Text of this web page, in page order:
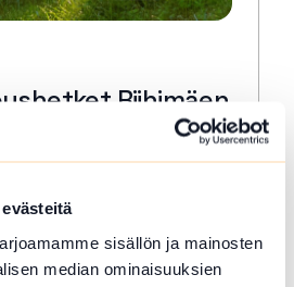
sisällön ja mainosten
median ominaisuuksien
Riihimäen
avoimiin
myös kesällä! Paikkana
15 min. 🙏🏻✝️ 🔖